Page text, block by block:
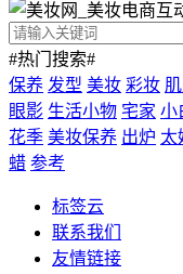
#热门搜索#
保养 发型 美妆 彩妆
眼影 生活小物 宅家 小
花季 美妆保养 出炉 太
蜡 参考
标签云
联系我们
友情链接